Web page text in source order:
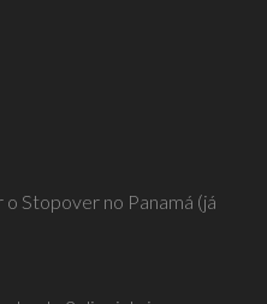
Stopover no Panamá (já